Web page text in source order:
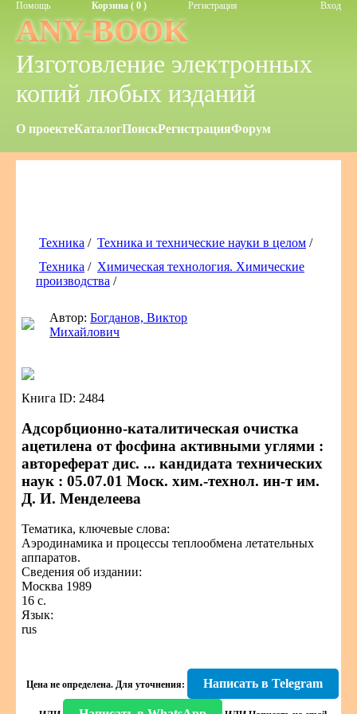
Помощь Корзина ( 0 ) Регистрация Вход
ANY-BOOK
Изготовление электронных
копий любых изданий
О проектеКаталогПоискРегистрацияФорум
Техника / Техника и технические науки в целом /
Техника / Химическая технология. Химические
производства /
Автор:Богданов, Виктор
Михайлович
Книга ID: 2484
Адсорбционно-каталитическая очистка
ацетилена от фосфина активными углями :
автореферат дис. ... кандидата технических
наук : 05.07.01 Моск. хим.-технол. ин-т им.
Д. И. Менделеева
Тематика, ключевые слова:
Аэродинамика и процессы теплообмена летательных
аппаратов.
Сведения об издании:
Москва 1989
16 с.
Язык:
rus
Цена не определена. Для уточнения: Написать в Telegram